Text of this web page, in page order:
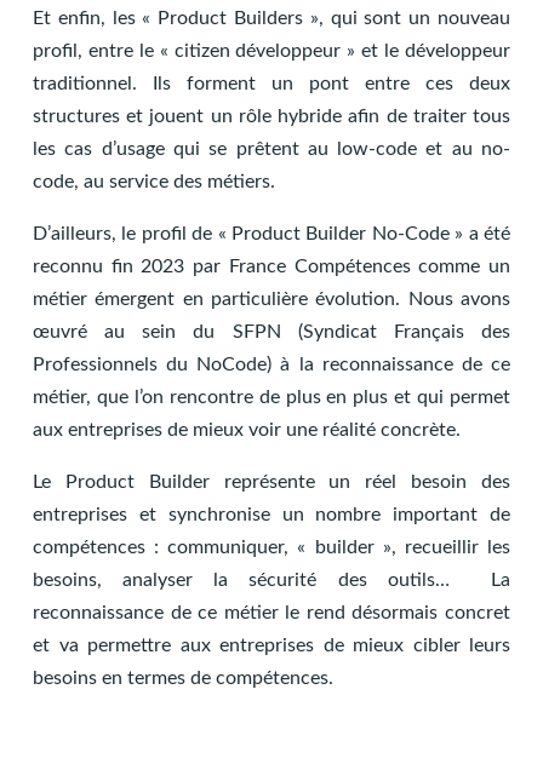
Et enfin, les « Product Builders », qui sont un nouveau
profil, entre le « citizen développeur » et le développeur
traditionnel. Ils forment un pont entre ces deux
structures et jouent un rôle hybride afin de traiter tous
les cas d’usage qui se prêtent au low-code et au no-
code, au service des métiers.
D’ailleurs, le profil de « Product Builder No-Code » a été
reconnu fin 2023 par France Compétences comme un
métier émergent en particulière évolution. Nous avons
œuvré au sein du SFPN (Syndicat Français des
Professionnels du NoCode) à la reconnaissance de ce
métier, que l’on rencontre de plus en plus et qui permet
aux entreprises de mieux voir une réalité concrète.
Le Product Builder représente un réel besoin des
entreprises et synchronise un nombre important de
compétences : communiquer, « builder », recueillir les
besoins, analyser la sécurité des outils… La
reconnaissance de ce métier le rend désormais concret
et va permettre aux entreprises de mieux cibler leurs
besoins en termes de compétences.